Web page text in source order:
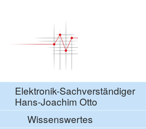
Elektronik-Sachverständiger
Hans-Joachim Otto
Wissenswertes